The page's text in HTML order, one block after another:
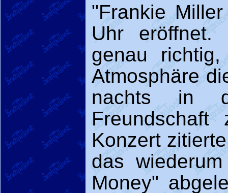
"Frankie
Uhr eröffnet.
genau
Atmosphäre
nachts in
Konzert
das
Money"